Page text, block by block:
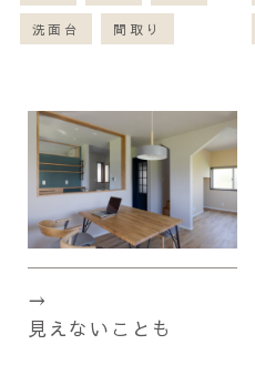
洗面台 間取り
見えないことも